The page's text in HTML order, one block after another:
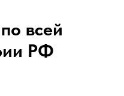
всей
РФ